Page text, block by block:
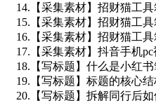
14.【采集素材】招财猫工
15.【采集素材】招财猫工
16.【采集素材】招财猫工
17.【采集素材】抖音手机
18.【写标题】什么是小红
19.【写标题】标题的核心
20.【写标题】拆解同行后